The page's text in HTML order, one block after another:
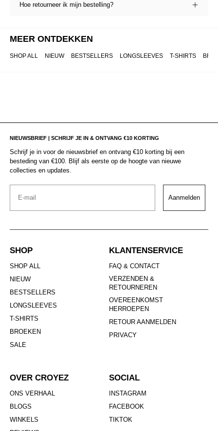
Hoe retourneer ik mijn bestelling?
MEER ONTDEKKEN
SHOP ALL NIEUW BESTSELLERS LONGSLEEVES T-SHIRTS
NIEUWSBRIEF | SCHRIJF JE IN & ONTVANG €10 KORTING
Schrijf je in voor de nieuwsbrief en ontvang €10 korting bij een
besteding van €100. Blijf als eerste op de hoogte van nieuwe
collecties en updates.
Email
Aanmelden
SHOP
SHOP ALL
NIEUW
BESTSELLERS
LONGSLEEVES
T-SHIRTS
BROEKEN
SALE
KLANTENSERVICE
FAQ & CONTACT
VERZENDEN &
RETOURNEREN
OVEREENKOMST
HERROEPEN
RETOUR AANMELDEN
PRIVACY
OVER CROYEZ
ONS VERHAAL
BLOGS
WINKELS
SOCIAL
INSTAGRAM
FACEBOOK
TIKTOK